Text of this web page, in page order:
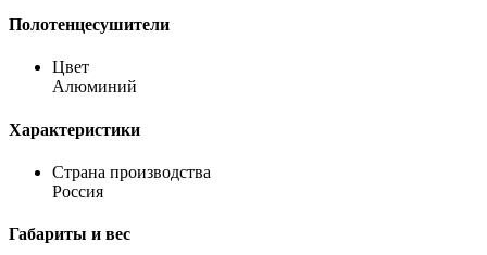
Полотенцесушители
Цвет
Алюминий
Характеристики
Страна производства
Россия
Габариты и вес